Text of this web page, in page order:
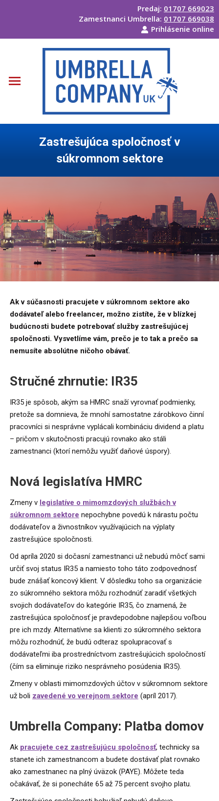
Predaj: 01707 669023
Zamestnanci Umbrella: 01707 669038
Prihlásenie online
Zastrešujúca spoločnosť v
súkromnom sektore
Ak v súčasnosti pracujete v súkromnom sektore ako
dodávateľ alebo freelancer, možno zistíte, že v blízkej
budúcnosti budete potrebovať služby zastrešujúcej
spoločnosti. Vysvetlíme vám, prečo je to tak a prečo sa
nemusíte absolútne ničoho obávať.
Stručné zhrnutie: IR35
IR35 je spôsob, akým sa HMRC snaží vyrovnať podmienky,
pretože sa domnieva, že mnohí samostatne zárobkovo činní
pracovníci si nesprávne vyplácali kombináciu dividend a platu
– pričom v skutočnosti pracujú rovnako ako stáli
zamestnanci (ktorí nemôžu využiť daňové úspory).
Nová legislatíva HMRC
Zmeny v legislatíve o mimomzdových službách v
súkromnom sektore nepochybne povedú k nárastu počtu
dodávateľov a živnostníkov využívajúcich na výplaty
zastrešujúce spoločnosti.
Od apríla 2020 si dočasní zamestnanci už nebudú môcť sami
určiť svoj status IR35 a namiesto toho táto zodpovednosť
bude znášať koncový klient. V dôsledku toho sa organizácie
zo súkromného sektora môžu rozhodnúť zaradiť všetkých
svojich dodávateľov do kategórie IR35, čo znamená, že
zastrešujúca spoločnosť je pravdepodobne najlepšou voľbou
pre ich mzdy. Alternatívne sa klienti zo súkromného sektora
môžu rozhodnúť, že budú odteraz spolupracovať s
dodávateľmi iba prostredníctvom zastrešujúcich spoločností
(čím sa eliminuje riziko nesprávneho posúdenia IR35).
Zmeny v oblasti mimomzdových účtov v súkromnom sektore
už boli zavedené vo verejnom sektore (apríl 2017).
Umbrella Company: Platba domov
Ak pracujete cez zastrešujúcu spoločnosť, technicky sa
stanete ich zamestnancom a budete dostávať plat rovnako
ako zamestnanec na plný úväzok (PAYE). Môžete teda
očakávať, že si ponecháte 65 až 75 percent svojho platu.